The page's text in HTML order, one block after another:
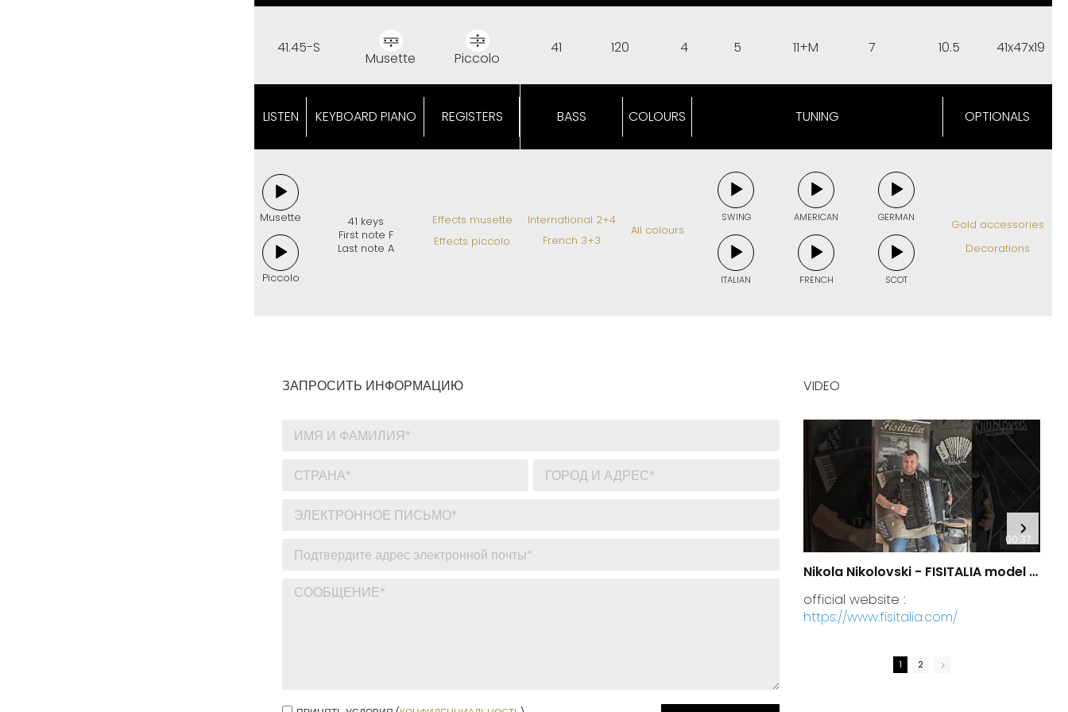
41.45-S
Musette Piccolo
41 120 4 5 11+M 7 10.5 41x47x19
LISTEN KEYBOARD PIANO REGISTERS
Musette
Piccolo
41 keys
First note F
Last note A
Effects musette
Effects piccolo
BASS COLOURS TUNING OPTIONALS
International 2+4
French 3+3
All colours
SWING AMERICAN GERMAN
ITALIAN FRENCH SCOT
Gold accessories
Decorations
ЗАПРОСИТЬ ИНФОРМАЦИЮ VIDEO
00:37
Nikola Nikolovski - FISITALIA model 41.45-TC Luxury
official website :
https://www.fisitalia.com/
1 2